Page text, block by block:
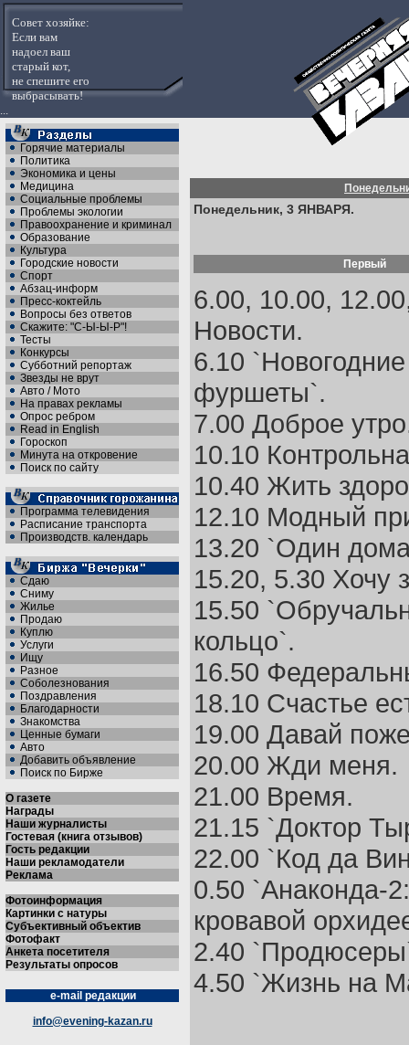
Совет хозяйке:
Если вам
надоел ваш
старый кот,
не спешите его
выбрасывать!
...
Горячие материалы
Политика
Экономика и цены
Медицина
Социальные проблемы
Проблемы экологии
Правоохранение и криминал
Образование
Культура
Городские новости
Спорт
Абзац-информ
Пресс-коктейль
Вопросы без ответов
Скажите: "С-Ы-Ы-Р"!
Тесты
Конкурсы
Субботний репортаж
Звезды не врут
Авто / Мото
На правах рекламы
Опрос ребром
Read in English
Гороскоп
Минута на откровение
Поиск по сайту
Программа телевидения
Расписание транспорта
Производств. календарь
Сдаю
Сниму
Жилье
Продаю
Куплю
Услуги
Ищу
Разное
Соболезнования
Поздравления
Благодарности
Знакомства
Ценные бумаги
Авто
Добавить объявление
Поиск по Бирже
О газете
Награды
Наши журналисты
Гостевая (книга отзывов)
Гость редакции
Наши рекламодатели
Реклама
Фотоинформация
Картинки с натуры
Субъективный объектив
Фотофакт
Анкета посетителя
Результаты опросов
e-mail редакции
info@evening-kazan.ru
Понедельник, 3 ЯНВАРЯ.
Первый
6.00, 10.00,
Новости.
6.10 `Новогодние
фуршеты`.
7.00 Доброе
10.10
10.40 Жить
12.10 Модный
13.20 `Один
15.20, 5.30 Хочу
15.50
кольцо`.
16.50
18.10 Счастье
19.00 Давай
20.00 Жди меня.
21.00 Время.
21.15 `Доктор
22.00 `Код да
0.50 `Анаконда-
кровавой
2.40
4.50 `Жизнь на